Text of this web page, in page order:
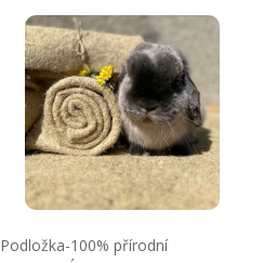
Podložka-100% přírodní